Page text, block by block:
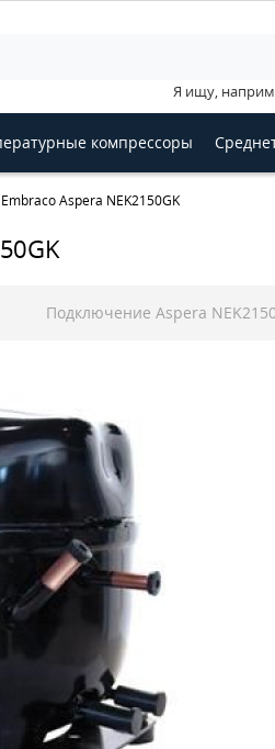
Я ищу,
компрессоры
Aspera NEK2150GK
Подключение Aspera